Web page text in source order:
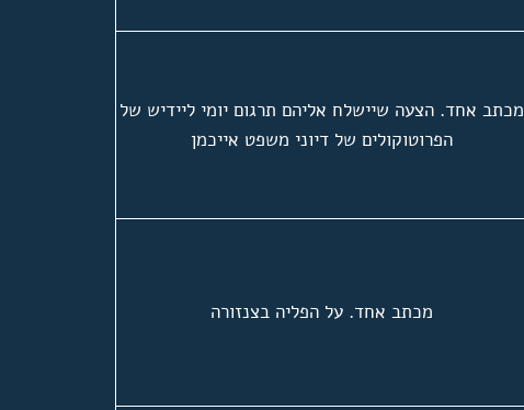
מכתב אחד. הצעה שיישלח אליהם תרגום יומי ליידיש של
הפרוטוקולים של דיוני משפט אייכמן
מכתב אחד. על הפליה בצנזורה